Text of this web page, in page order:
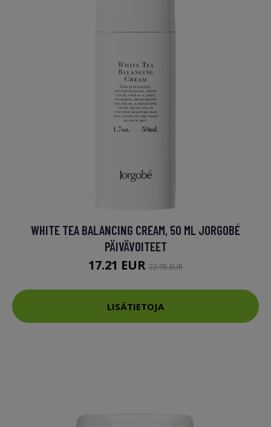
WHITE TEA BALANCING CREAM, 50 ML JORGOBÉ
PÄIVÄVOITEET
17.21 EUR 22.95 EUR
LISÄTIETOJA